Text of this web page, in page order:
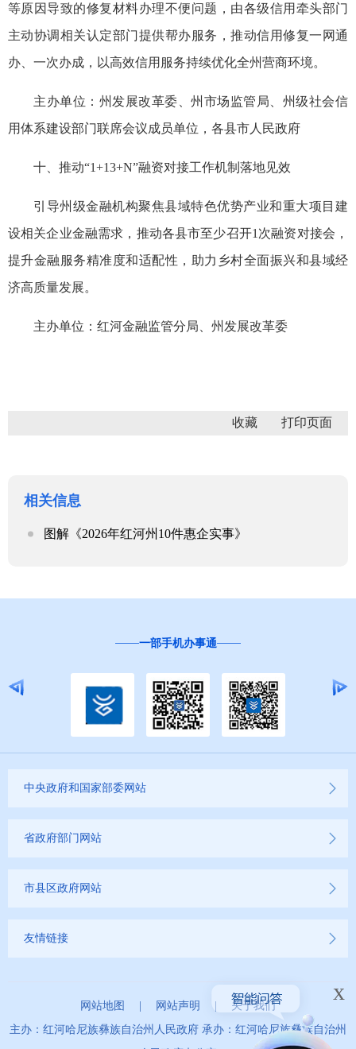
等原因导致的修复材料办理不便问题，由各级信用牵头部门
主动协调相关认定部门提供帮办服务，推动信用修复一网通
办、一次办成，以高效信用服务持续优化全州营商环境。
主办单位：州发展改革委、州市场监管局、州级社会信
用体系建设部门联席会议成员单位，各县市人民政府
十、推动“1+13+N”融资对接工作机制落地见效
引导州级金融机构聚焦县域特色优势产业和重大项目建
设相关企业金融需求，推动各县市至少召开1次融资对接会，
提升金融服务精准度和适配性，助力乡村全面振兴和县域经
济高质量发展。
主办单位：红河金融监管分局、州发展改革委
收藏
相关信息
图解《2026年红河州10件惠企实事》
中央政府和国家部委网站
省政府部门网站
市县区政府网站
友情链接
网站地图 网站声明
关于我们
主办：红河哈尼族彝族自治州人民政府 承办：红河哈尼族彝族自治州
x